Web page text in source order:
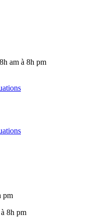
am à 8h pm
pm
8h pm